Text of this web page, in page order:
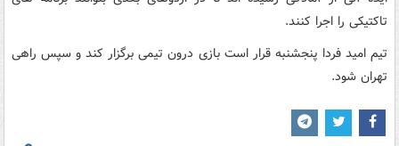
تاکتیکی را اجرا کنند.
تیم امید فردا پنجشنبه قرار است بازی درون تیمی برگزار کند و سپس راهی
تهران شود.